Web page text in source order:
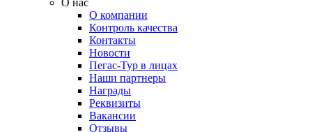
О компании
Контроль качества
Контакты
Новости
Пегас-Тур в лицах
Наши партнеры
Награды
Реквизиты
Вакансии
Отзывы